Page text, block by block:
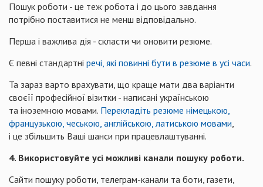
Пошук роботи - це теж робота і до цього завдання
потрібно поставитися не менш відповідально.
Перша і важлива дія - скласти чи оновити резюме.
Є певні стандартні речі, які повинні бути в резюме в усі часи.
Та зараз варто врахувати, що краще мати два варіанти
своєїї професійної візитки - написані українською
та іноземною мовами. Перекладіть резюме німецькою,
французькою, чеською, англійською, латиською мовами,
і це збільшить Ваші шанси при працевлаштуванні.
4. Використовуйте усі можливі канали пошуку роботи.
Сайти пошуку роботи, телеграм-канали та боти, газети,